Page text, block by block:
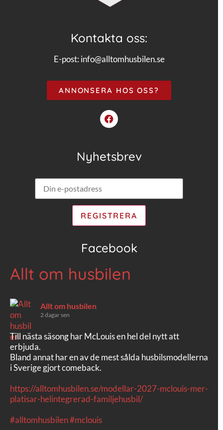
Kontakta oss:
E-post: info@alltomhusbilen.se
ANNONSERA HOS OSS?
Nyhetsbrev
Facebook
Allt om husbilen
Allt om husbilen
2 dagar sen
Till nästa säsong har McLouis en hel del nytt att
erbjuda.
Bland annat har en av de mest sålda husbilsmodellerna
i Sverige gjort comeback.
https://alltomhusbilen.se/modellar-2027-mclouis-mer-
platisar-helintegrerad-familjehusbil/
#alltomhusbilen#mclouis